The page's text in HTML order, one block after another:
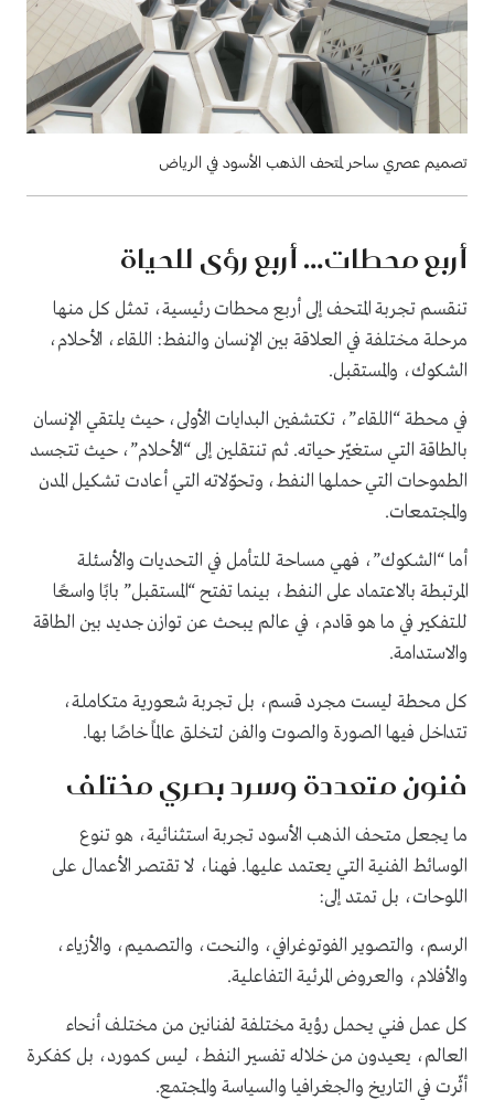
تصميم عصري ساحر لمتحف الذهب الأسود في الرياض
أربع محطات… أربع رؤى للحياة
تنقسم تجربة المتحف إلى أربع محطات رئيسية، تمثل كل منها
مرحلة مختلفة في العلاقة بين الإنسان والنفط: اللقاء، الأحلام،
الشكوك، والمستقبل.
في محطة “اللقاء”، تكتشفين البدايات الأولى، حيث يلتقي الإنسان
بالطاقة التي ستغيّر حياته. ثم تنتقلين إلى “الأحلام”، حيث تتجسد
الطموحات التي حملها النفط، وتحوّلاته التي أعادت تشكيل المدن
والمجتمعات.
أما “الشكوك”، فهي مساحة للتأمل في التحديات والأسئلة
المرتبطة بالاعتماد على النفط، بينما تفتح “المستقبل” بابًا واسعًا
للتفكير في ما هو قادم، في عالم يبحث عن توازن جديد بين الطاقة
والاستدامة.
كل محطة ليست مجرد قسم، بل تجربة شعورية متكاملة،
تتداخل فيها الصورة والصوت والفن لتخلق عالماً خاصًا بها.
فنون متعددة وسرد بصري مختلف
ما يجعل متحف الذهب الأسود تجربة استثنائية، هو تنوع
الوسائط الفنية التي يعتمد عليها. فهنا، لا تقتصر الأعمال على
اللوحات، بل تمتد إلى:
الرسم، والتصوير الفوتوغرافي، والنحت، والتصميم، والأزياء،
والأفلام، والعروض المرئية التفاعلية.
كل عمل فني يحمل رؤية مختلفة لفنانين من مختلف أنحاء
العالم، يعيدون من خلاله تفسير النفط، ليس كمورد، بل كفكرة
أثّرت في التاريخ والجغرافيا والسياسة والمجتمع.